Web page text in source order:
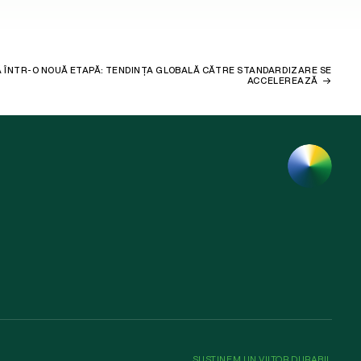
O NOUĂ ETAPĂ: TENDINȚA GLOBALĂ CĂTRE STANDARDIZARE SE
ACCELEREAZĂ